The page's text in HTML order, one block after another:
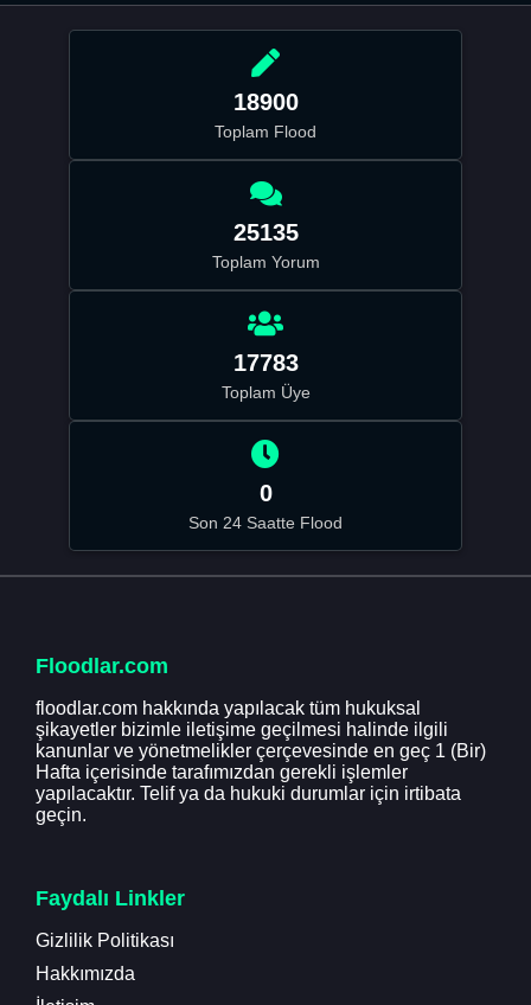
18900
Toplam Flood
25135
Toplam Yorum
17783
Toplam Üye
0
Son 24 Saatte Flood
Floodlar.com
floodlar.com hakkında yapılacak tüm hukuksal
şikayetler bizimle iletişime geçilmesi halinde ilgili
kanunlar ve yönetmelikler çerçevesinde en geç 1 (Bir)
Hafta içerisinde tarafımızdan gerekli işlemler
yapılacaktır. Telif ya da hukuki durumlar için irtibata
geçin.
Faydalı Linkler
Gizlilik Politikası
Hakkımızda